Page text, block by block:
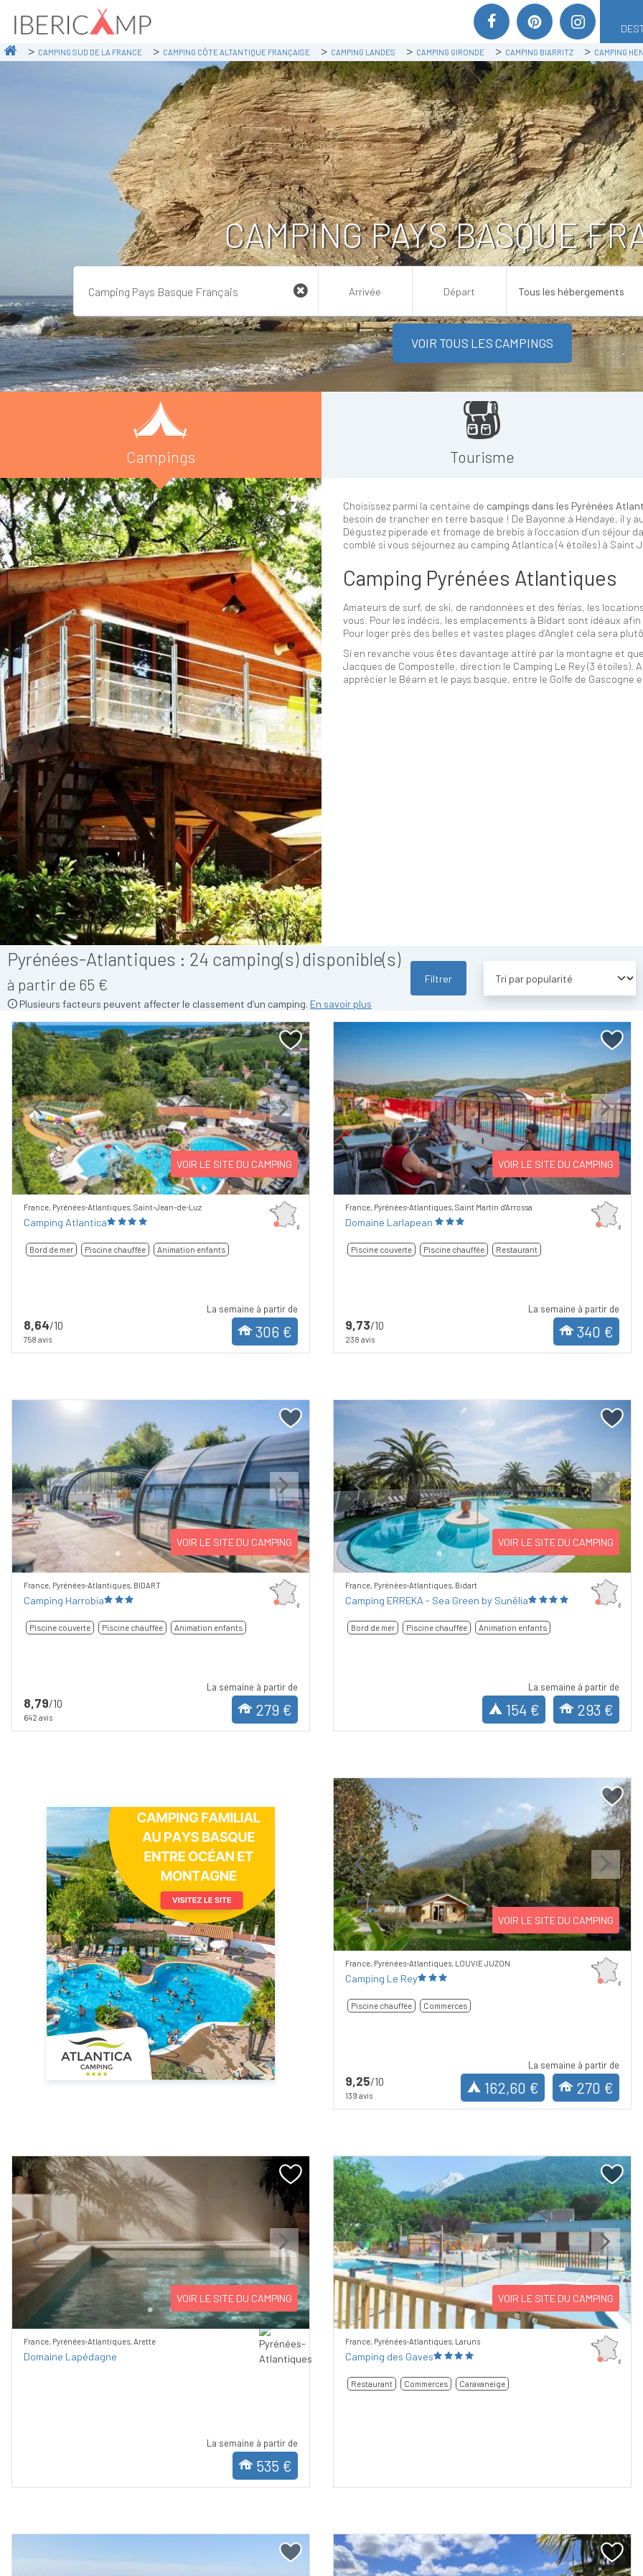
CAMPING SUD DE LA FRANCE CAMPING CÔTE ALTANTIQUE FRANÇAISE CAMPING LANDES CAMPING GIRONDE CAMPING BIARRITZ CAMPING
CAMPING PAYS BASQUE
VOIR TOUS LES CAMPINGS
Campings Tourisme
Choisissez parmi la centaine de campings dans les Pyrénées
besoin de trancher en terre basque ! De Bayonne à Hendaye, il y
Dégustez piperade et fromage de brebis à l’occasion d’un séjour
comblé si vous séjournez au camping Atlantica (4 étoiles) à Saint
Camping Pyrénées Atlantiques
Amateurs de surf, de ski, de randonnées et des férias, les
vous. Pour les indécis, les emplacements à Bidart sont idéaux
Pour loger près des belles et vastes plages d’Anglet cela sera
Si en revanche vous êtes davantage attiré par la montagne et
Jacques de Compostelle, direction le Camping Le Rey (3 étoiles).
apprécier le Béarn et le pays basque, entre le Golfe de Gascogne
Pyrénées-Atlantiques : 24 camping(s) disponible(s)
à partir de 65 €
Plusieurs facteurs peuvent affecter le classement d’un camping. En savoir plus
Filtrer
Previous Next
VOIR LE SITE DU CAMPING
France, Pyrénées-Atlantiques, Saint-Jean-de-Luz
Camping Atlantica
Bord de mer Piscine chauffée Animation enfants
8,64/10
758 avis
La semaine à partir de
306 €
Previous Next
VOIR LE SITE DU CAMPING
France, Pyrénées-Atlantiques, Saint Martin d'Arrossa
Domaine Larlapean
Piscine couverte Piscine chauffée Restaurant
9,73/10
238 avis
La semaine à partir de
340 €
Previous Next
VOIR LE SITE DU CAMPING
France, Pyrénées-Atlantiques, BIDART
Camping Harrobia
Piscine couverte Piscine chauffée Animation enfants
8,79/10
642 avis
La semaine à partir de
279 €
Previous Next
VOIR LE SITE DU CAMPING
France, Pyrénées-Atlantiques, Bidart
Camping ERREKA - Sea Green by Sunêlia
Bord de mer Piscine chauffée Animation enfants
La semaine à partir de
154 € 293 €
Previous Next
VOIR LE SITE DU CAMPING
France, Pyrénées-Atlantiques, LOUVIE JUZON
Camping Le Rey
Piscine chauffée Commerces
9,25/10
139 avis
La semaine à partir de
162,60 € 270 €
Previous Next
VOIR LE SITE DU CAMPING
France, Pyrénées-Atlantiques, Arette
Domaine Lapédagne
La semaine à partir de
535 €
Previous Next
VOIR LE SITE DU CAMPING
France, Pyrénées-Atlantiques, Laruns
Camping des Gaves
Restaurant Commerces Caravaneige